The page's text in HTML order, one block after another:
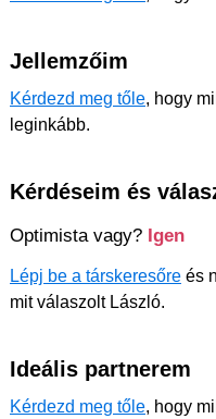
Jellemzőim
Kérdezd meg tőle, hogy
leginkább.
Kérdéseim és
Optimista vagy? Igen
Lépj be a társkeresőre és
mit válaszolt László.
Ideális partnerem
Kérdezd meg tőle, hogy